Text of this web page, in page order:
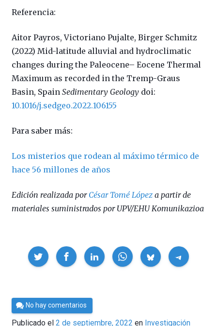
Referencia:
Aitor Payros, Victoriano Pujalte, Birger Schmitz
(2022) Mid-latitude alluvial and hydroclimatic
changes during the Paleocene– Eocene Thermal
Maximum as recorded in the Tremp-Graus
Basin, Spain Sedimentary Geology doi:
10.1016/j.sedgeo.2022.106155
Para saber más:
Los misterios que rodean al máximo térmico de
hace 56 millones de años
Edición realizada por César Tomé López a partir de
materiales suministrados por UPV/EHU Komunikazioa
Compartir
Por
César
No hay comentarios
Publicado el 2 de septiembre, 2022 en Investigación